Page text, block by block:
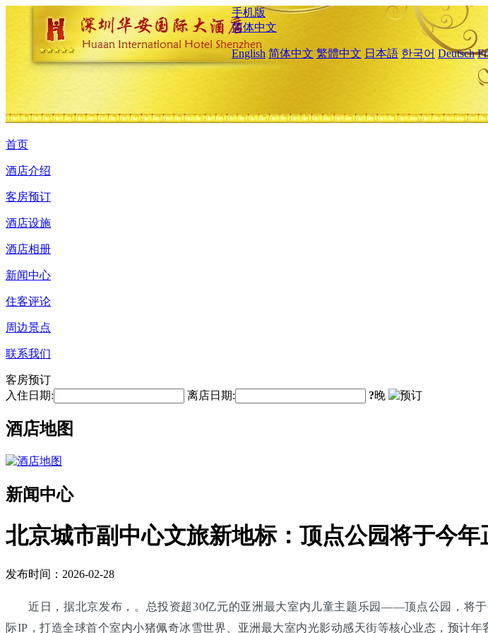
手机版
简体中文
English 简体中文 繁體中文 日本語 한국어 Deutsch
首页
酒店介绍
客房预订
酒店设施
酒店相册
新闻中心
住客评论
周边景点
联系我们
客房预订
入住日期:
离店日期: ?晚
酒店地图
新闻中心
北京城市副中心文旅新地标：顶点公园将于今年
发布时间：2026-02-28
近日，据北京发布，。总投资超30亿元的亚洲最大室内儿童主题乐园——顶点公园，将
际IP，打造全球首个室内小猪佩奇冰雪世界、亚洲最大室内光影动感天街等核心业态，预计年